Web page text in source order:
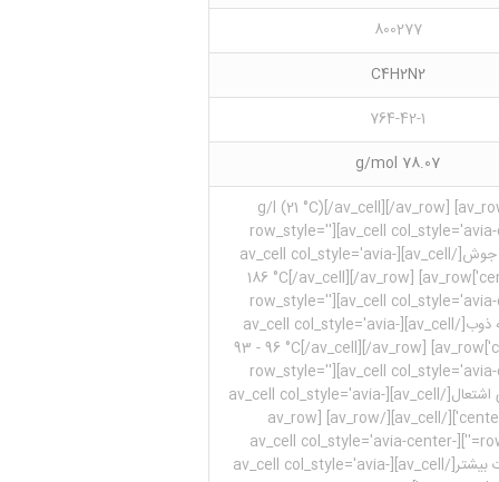
800277
C4H2N2
764-42-1
78.07 g/mol
< - 1 g/l (21 °C)[/av_cell][/av_row]
row_style=''][av_cell
col']نقطه جوش[/av_cell][av_cell col_style='avia-
center-col']186 °C[/av_cell][/av_row] [av_row
row_style=''][av_cell
col']درجه ذوب[/av_cell][av_cell col_style='avia-
center-col']93 - 96 °C[/av_cell][/av_row] [av_row
row_style=''][av_cell
col']نقطه ی اشتعال[/av_cell][av_cell col_style='avia-
center-col'][/av_cell][/av_row] [av_row
row_style=''][av_cell col_style='avia-center-
col']اطلاعات بیشتر[/av_cell][av_cell col_style='avia-